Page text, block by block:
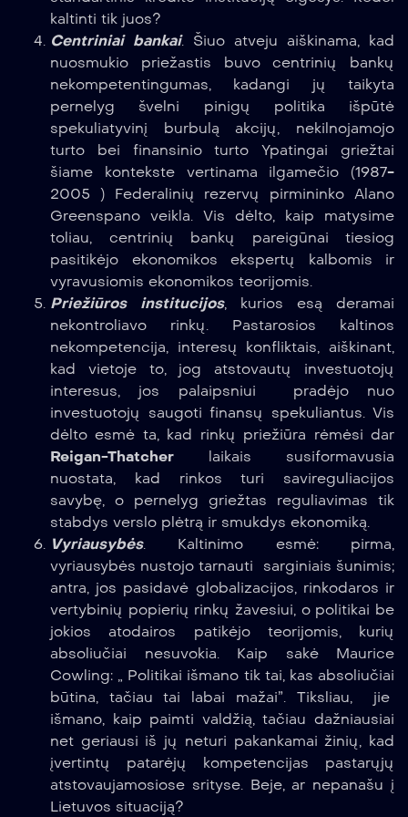
kaltinti tik juos?
Centriniai bankai. Šiuo atveju aiškinama, kad
nuosmukio priežastis buvo centrinių bankų
nekompetentingumas, kadangi jų taikyta
pernelyg švelni pinigų politika išpūtė
spekuliatyvinį burbulą akcijų, nekilnojamojo
turto bei finansinio turto Ypatingai griežtai
šiame kontekste vertinama ilgamečio (1987-
2005 ) Federalinių rezervų pirmininko Alano
Greenspano veikla. Vis dėlto, kaip matysime
toliau, centrinių bankų pareigūnai tiesiog
pasitikėjo ekonomikos ekspertų kalbomis ir
vyravusiomis ekonomikos teorijomis.
Priežiūros institucijos, kurios esą deramai
nekontroliavo rinkų. Pastarosios kaltinos
nekompetencija, interesų konfliktais, aiškinant,
kad vietoje to, jog atstovautų investuotojų
interesus, jos palaipsniui pradėjo nuo
investuotojų saugoti finansų spekuliantus. Vis
dėlto esmė ta, kad rinkų priežiūra rėmėsi dar
Reigan-Thatcher laikais susiformavusia
nuostata, kad rinkos turi savireguliacijos
savybę, o pernelyg griežtas reguliavimas tik
stabdys verslo plėtrą ir smukdys ekonomiką.
Vyriausybės. Kaltinimo esmė: pirma,
vyriausybės nustojo tarnauti sarginiais šunimis;
antra, jos pasidavė globalizacijos, rinkodaros ir
vertybinių popierių rinkų žavesiui, o politikai be
jokios atodairos patikėjo teorijomis, kurių
absoliučiai nesuvokia. Kaip sakė Maurice
Cowling: „ Politikai išmano tik tai, kas absoliučiai
būtina, tačiau tai labai mažai”. Tiksliau, jie
išmano, kaip paimti valdžią, tačiau dažniausiai
net geriausi iš jų neturi pakankamai žinių, kad
įvertintų patarėjų kompetencijas pastarųjų
atstovaujamosiose srityse. Beje, ar nepanašu į
Lietuvos situaciją?